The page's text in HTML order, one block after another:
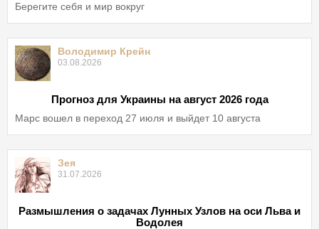
Берегите себя и мир вокруг
Володимир Крейн
03.08.2026
Прогноз для Украины на август 2026 года
Марс вошел в переход 27 июля и выйдет 10 августа
Зея
31.07.2026
Размышления о задачах Лунных Узлов на оси Льва и
Водолея